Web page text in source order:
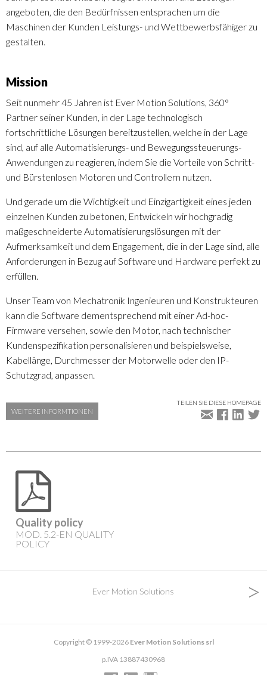
angeboten, die den Bedürfnissen entsprachen um die
Maschinen der Kunden Leistungs- und Wettbewerbsfähiger zu
gestalten.
Mission
Seit nunmehr 45 Jahren ist Ever Motion Solutions, 360°
Partner seiner Kunden, in der Lage technologisch
fortschrittliche Lösungen bereitzustellen, welche in der Lage
sind, auf alle Automatisierungs- und Bewegungssteuerungs-
Anwendungen zu reagieren, indem Sie die Vorteile von Schritt-
und Bürstenlosen Motoren und Controllern nutzen.
Und gerade um die Wichtigkeit und Einzigartigkeit eines jeden
einzelnen Kunden zu betonen, Entwickeln wir hochgradig
maßgeschneiderte Automatisierungslösungen mit der
Aufmerksamkeit und dem Engagement, die in der Lage sind, alle
Anforderungen in Bezug auf Software und Hardware perfekt zu
erfüllen.
Unser Team von Mechatronik Ingenieuren und Konstrukteuren
kann die Software dementsprechend mit einer Ad-hoc-
Firmware versehen, sowie den Motor, nach technischer
Kundenspezifikation personalisieren und beispielsweise,
Kabellänge, Durchmesser der Motorwelle oder den IP-
Schutzgrad, anpassen.
WEITERE INFORMTIONEN
TEILEN SIE DIESE HOMEPAGE
Quality policy
MOD. 5.2-EN QUALITY
POLICY
Ever Motion Solutions >
Copyright © 1999-2026 Ever Motion Solutions srl
p.IVA 13887430968